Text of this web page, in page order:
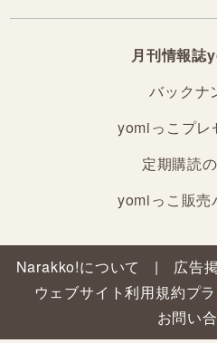
月刊情報誌
バックナ
yomiっこプレ
定期購読
yomiっこ販売
Narakko!について 広告
ウェブサイト利用規約プ
お問い